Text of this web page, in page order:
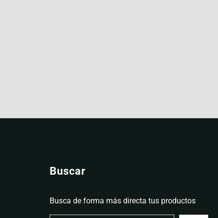
Buscar
Busca de forma más directa tus productos